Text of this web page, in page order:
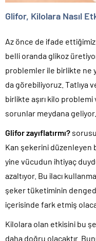
Glifor, Kilolara Nasıl
Az önce de ifade
belli oranda glikoz
problemler ile birlikte ne
da görebiliyoruz. Tatlıya
birlikte aşırı kilo
sorunlar meydana geliyor.
Glifor zayıflatırmı?
Kan şekerini düzenleyen
yine vücudun ihtiyaç
azaltıyor. Bu ilacı
şeker tüketiminin
içerisinde fark etmiş
Kilolara olan etkisini bu
daha doğru olacaktır.